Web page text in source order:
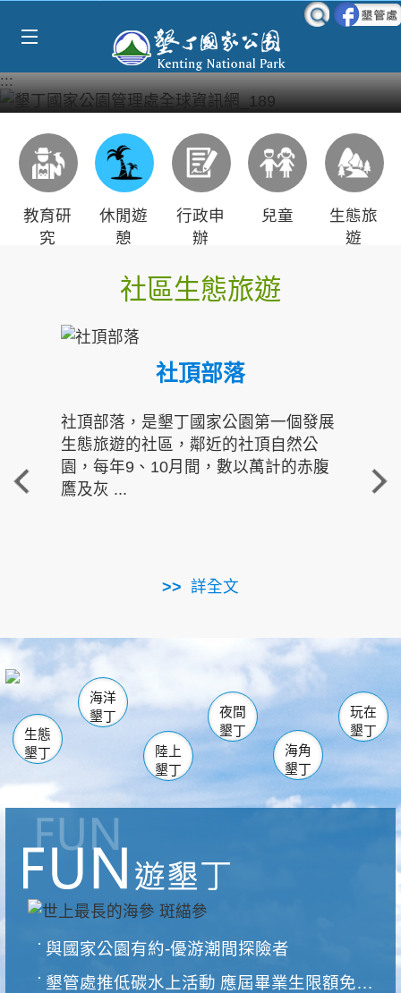
:::
教育研
究
休閒遊
憩
行政申
辦
兒童
生態旅
遊
社區生態旅遊
社頂部落
社頂部落，是墾丁國家公園第一個發展
生態旅遊的社區，鄰近的社頂自然公
園，每年9、10月間，數以萬計的赤腹
鷹及灰 ...
詳全文
重
走進
南仁湖
海生館
恆春 佳樂水
龍鑾潭自然中心 森林遊樂區
瓊麻館
關山 墾管處遊客中心
社頂公園 風吹沙
船帆石
白砂 龍磐公園
香蕉灣
砂島
鵝鑾鼻
生態
墾丁
海洋
墾丁
陸上
墾丁
夜間
墾丁
海角
墾丁
玩在
墾丁
與國家公園有約-優游潮間探險者
墾管處推低碳水上活動 應屆畢業生限額免費參加